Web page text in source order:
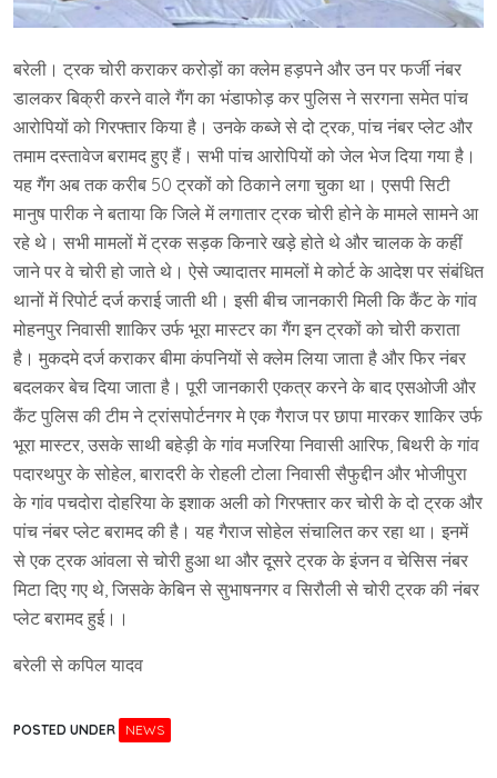
बरेली। ट्रक चोरी कराकर करोड़ों का क्लेम हड़पने और उन पर फर्जी नंबर
डालकर बिक्री करने वाले गैंग का भंडाफोड़ कर पुलिस ने सरगना समेत पांच
आरोपियों को गिरफ्तार किया है। उनके कब्जे से दो ट्रक, पांच नंबर प्लेट और
तमाम दस्तावेज बरामद हुए हैं। सभी पांच आरोपियों को जेल भेज दिया गया है।
यह गैंग अब तक करीब 50 ट्रकों को ठिकाने लगा चुका था। एसपी सिटी
मानुष पारीक ने बताया कि जिले में लगातार ट्रक चोरी होने के मामले सामने आ
रहे थे। सभी मामलों में ट्रक सड़क किनारे खड़े होते थे और चालक के कहीं
जाने पर वे चोरी हो जाते थे। ऐसे ज्यादातर मामलों मे कोर्ट के आदेश पर संबंधित
थानों में रिपोर्ट दर्ज कराई जाती थी। इसी बीच जानकारी मिली कि कैंट के गांव
मोहनपुर निवासी शाकिर उर्फ भूरा मास्टर का गैंग इन ट्रकों को चोरी कराता
है। मुकदमे दर्ज कराकर बीमा कंपनियों से क्लेम लिया जाता है और फिर नंबर
बदलकर बेच दिया जाता है। पूरी जानकारी एकत्र करने के बाद एसओजी और
कैंट पुलिस की टीम ने ट्रांसपोर्टनगर मे एक गैराज पर छापा मारकर शाकिर उर्फ
भूरा मास्टर, उसके साथी बहेड़ी के गांव मजरिया निवासी आरिफ, बिथरी के गांव
पदारथपुर के सोहेल, बारादरी के रोहली टोला निवासी सैफुद्दीन और भोजीपुरा
के गांव पचदोरा दोहरिया के इशाक अली को गिरफ्तार कर चोरी के दो ट्रक और
पांच नंबर प्लेट बरामद की है। यह गैराज सोहेल संचालित कर रहा था। इनमें
से एक ट्रक आंवला से चोरी हुआ था और दूसरे ट्रक के इंजन व चेसिस नंबर
मिटा दिए गए थे, जिसके केबिन से सुभाषनगर व सिरौली से चोरी ट्रक की नंबर
प्लेट बरामद हुई।।
बरेली से कपिल यादव
POSTED UNDER NEWS